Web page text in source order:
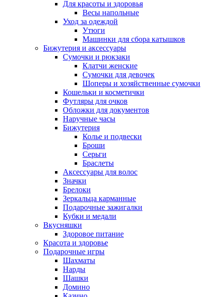
Для красоты и здоровья
Весы напольные
Уход за одеждой
Утюги
Машинки для сбора катышков
Бижутерия и аксессуары
Сумочки и рюкзаки
Клатчи женские
Сумочки для девочек
Шоперы и хозяйственные сумочки
Кошельки и косметички
Футляры для очков
Обложки для документов
Наручные часы
Бижутерия
Колье и подвески
Броши
Серьги
Браслеты
Аксессуары для волос
Значки
Брелоки
Зеркальца карманные
Подарочные зажигалки
Кубки и медали
Вкусняшки
Здоровое питание
Красота и здоровье
Подарочные игры
Шахматы
Нарды
Шашки
Домино